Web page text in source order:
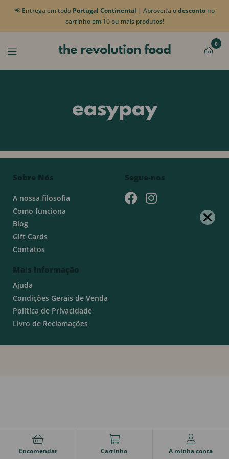
📢 Entrega em todo Portugal Continental | Aproveita odesconto no
carrinho em 10 ou mais produtos!
0
easypay
Sobre Nós
A nossa filosofia
Como funciona
Blog
Gift Cards
Contatos
Mais Informação
Ajuda
Condições Gerais de Venda
Política de Privacidade
Livro de Reclamações
Segue-nos
Encomendar Carrinho A minha conta